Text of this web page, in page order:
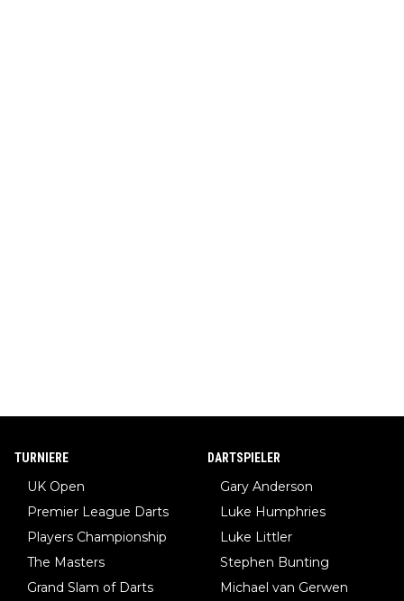
TURNIERE
UK Open
Premier League Darts
Players Championship
The Masters
Grand Slam of Darts
DARTSPIELER
Gary Anderson
Luke Humphries
Luke Littler
Stephen Bunting
Michael van Gerwen